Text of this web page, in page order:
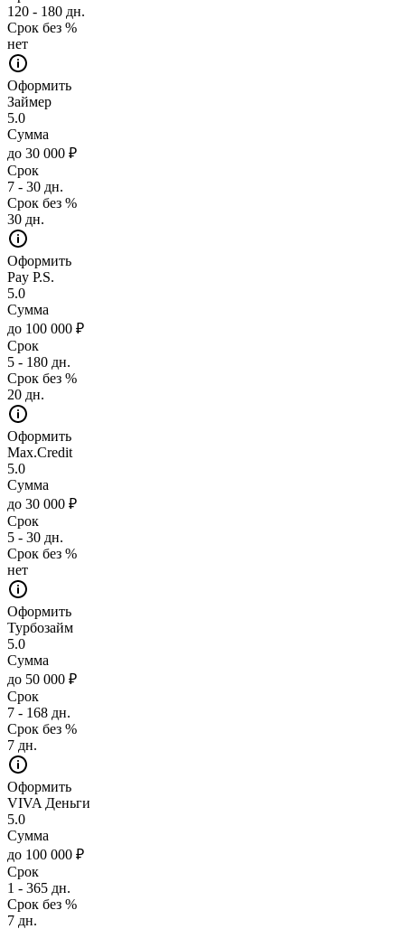
120 - 180 дн.
Срок без %
нет
Оформить
Займер
5.0
Сумма
до 30 000 ₽
Срок
7 - 30 дн.
Срок без %
30 дн.
Оформить
Pay P.S.
5.0
Сумма
до 100 000 ₽
Срок
5 - 180 дн.
Срок без %
20 дн.
Оформить
Max.Credit
5.0
Сумма
до 30 000 ₽
Срок
5 - 30 дн.
Срок без %
нет
Оформить
Турбозайм
5.0
Сумма
до 50 000 ₽
Срок
7 - 168 дн.
Срок без %
7 дн.
Оформить
VIVA Деньги
5.0
Сумма
до 100 000 ₽
Срок
1 - 365 дн.
Срок без %
7 дн.